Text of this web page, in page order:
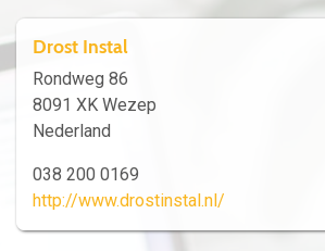
Drost Instal
Rondweg 86
8091 XK Wezep
Nederland
038 200 0169
http://www.drostinstal.nl/